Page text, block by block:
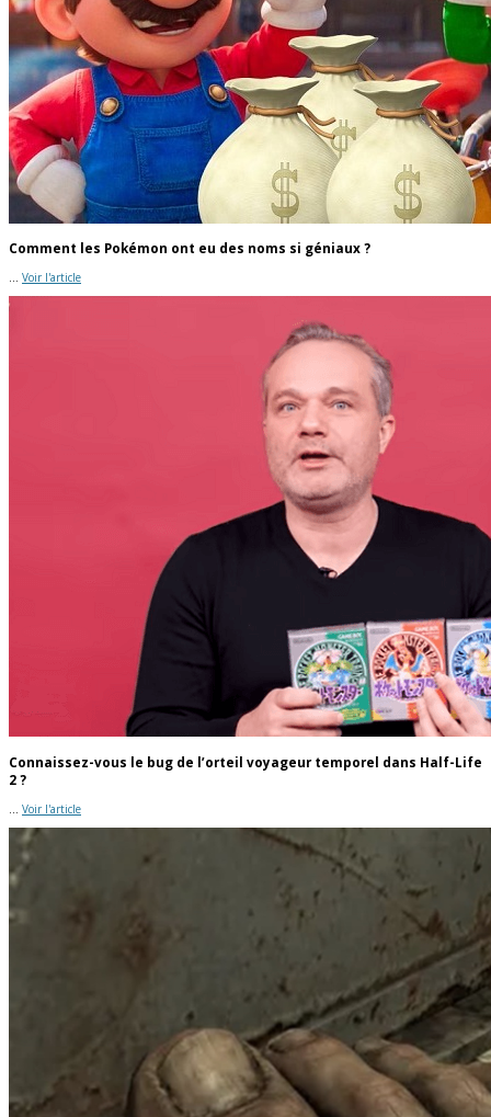
Comment les Pokémon ont eu des noms si géniaux ?
... Voir l'article
Connaissez-vous le bug de l’orteil voyageur temporel dans Half-Life
2 ?
Voir l'article